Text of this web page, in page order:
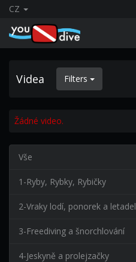
CZ
Videa Filters
Žádné video.
Vše
1-Ryby, Rybky, Rybičky
2-Vraky lodí, ponorek a letadel
3-Freediving a šnorchlování
4-Jeskyně a prolejzačky